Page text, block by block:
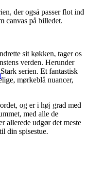
der også passer flot ind
canvas på billedet.
sit køkken, tager os
verden. Herunder
serien. Et fantastisk
mørkeblå nuancer,
og er i høj grad med
med alle de
allerede udgør det meste
din spisestue.